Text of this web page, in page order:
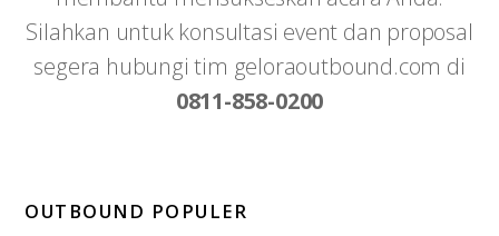
Silahkan untuk konsultasi event dan proposal
segera hubungi tim geloraoutbound.com di
0811-858-0200
OUTBOUND POPULER